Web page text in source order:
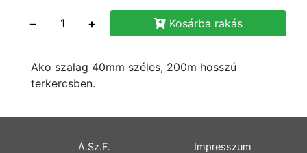
− + Kosárba rakás
Ako szalag 40mm széles, 200m hosszú
terkercsben.
Á.Sz.F.
Impresszum